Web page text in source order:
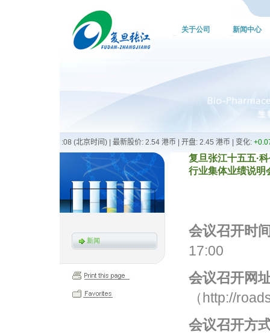
关于公司 新闻中心
新闻
复旦张江十五五·
行业集体业绩说
会议召开时
17:00
会议召开网
（http://
会议召开方